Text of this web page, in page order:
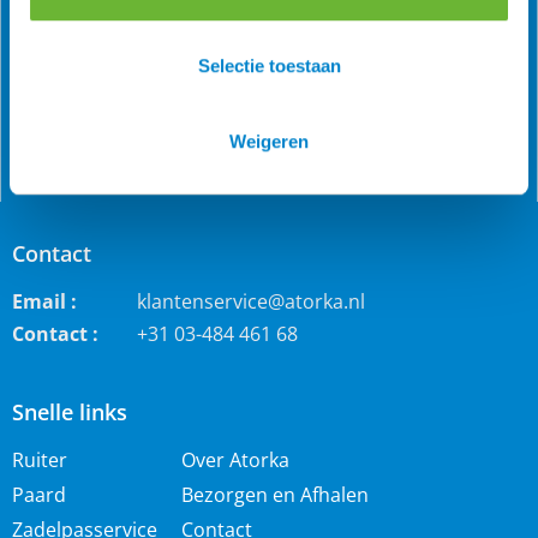
Selectie toestaan
Weigeren
Snelle links
Ruiter
Paard
Zadelpasservice
Over Atorka
Bezorgen en Afhalen
Contact
de Benelux is Atorka bekend. Maar ook bij andere
jodhpur rijbroeken, waterdichte ruiterjassen en zo veel
Contact
Email :
klantenservice@atorka.nl
Contact :
+31 03-484 461 68